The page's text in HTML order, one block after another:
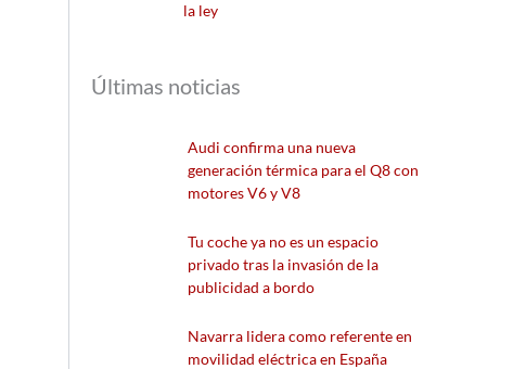
la ley
Últimas noticias
Audi confirma una nueva
generación térmica para el Q8 con
motores V6 y V8
Tu coche ya no es un espacio
privado tras la invasión de la
publicidad a bordo
Navarra lidera como referente en
movilidad eléctrica en España